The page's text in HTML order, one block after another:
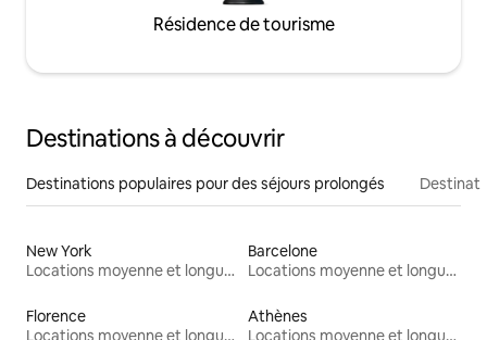
Résidence de tourisme
Destinations à découvrir
Destinations populaires pour des séjours prolongés
New York
Locations moyenne et longue durée
Barcelone
Locations moyenne et longue durée
Florence
Locations moyenne et longue durée
Athènes
Locations moyenne et longue durée